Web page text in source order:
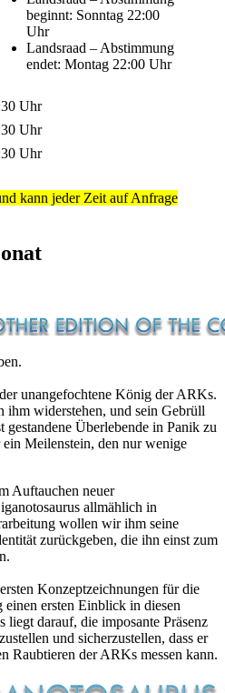
beginnt: Sonntag 22:00
Uhr
Landsraad – Abstimmung
endet: Montag 22:00 Uhr
Uhr
Uhr
Uhr
kann jeder Zeit auf Anfrage
unangefochtene König der ARKs.
widerstehen, und sein Gebrüll
gestandene Überlebende in Panik zu
Meilenstein, den nur wenige
Auftauchen neuer
allmählich in
wollen wir ihm seine
zurückgeben, die ihn einst zum
Konzeptzeichnungen für die
ersten Einblick in diesen
liegt darauf, die imposante Präsenz
und sicherzustellen, dass er
Raubtieren der ARKs messen kann.